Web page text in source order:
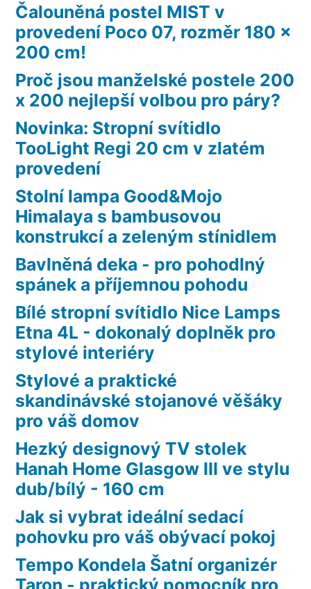
Čalouněná postel MIST v
provedení Poco 07, rozměr 180 x
200 cm!
Proč jsou manželské postele 200
x 200 nejlepší volbou pro páry?
Novinka: Stropní svítidlo
TooLight Regi 20 cm v zlatém
provedení
Stolní lampa Good&Mojo
Himalaya s bambusovou
konstrukcí a zeleným stínidlem
Bavlněná deka - pro pohodlný
spánek a příjemnou pohodu
Bílé stropní svítidlo Nice Lamps
Etna 4L - dokonalý doplněk pro
stylové interiéry
Stylové a praktické
skandinávské stojanové věšáky
pro váš domov
Hezký designový TV stolek
Hanah Home Glasgow III ve stylu
dub/bílý - 160 cm
Jak si vybrat ideální sedací
pohovku pro váš obývací pokoj
Tempo Kondela Šatní organizér
Taron - praktický pomocník pro